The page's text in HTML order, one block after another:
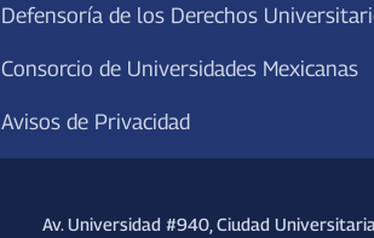
Defensoría de los Derechos
Consorcio de Universidades Mexicanas
Avisos de Privacidad
Av. Universidad #940, Ciudad